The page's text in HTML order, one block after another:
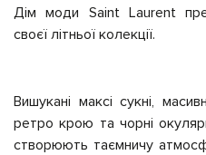
Дім моди Saint Laurent
своєї літньої колекції.
Вишукані максі сукні,
ретро крою та чорні
створюють таємничу